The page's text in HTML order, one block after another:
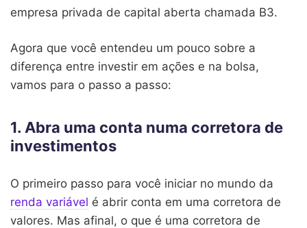
empresa privada de capital aberta chamada B3.
Agora que você entendeu um pouco sobre a
diferença entre investir em ações e na bolsa,
vamos para o passo a passo:
1. Abra uma conta numa corretora de
investimentos
O primeiro passo para você iniciar no mundo da
renda variável é abrir conta em uma corretora de
valores. Mas afinal, o que é uma corretora de